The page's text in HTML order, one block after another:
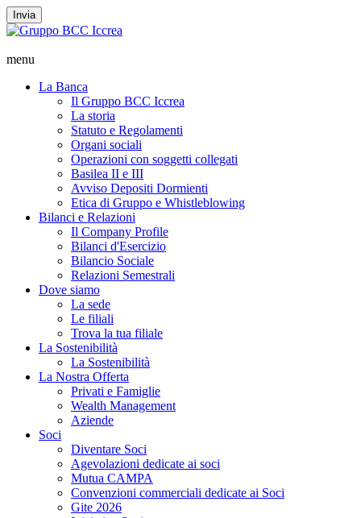
Invia
menu
La Banca
Il Gruppo BCC Iccrea
La storia
Statuto e Regolamenti
Organi sociali
Operazioni con soggetti collegati
Basilea II e III
Avviso Depositi Dormienti
Etica di Gruppo e Whistleblowing
Bilanci e Relazioni
Il Company Profile
Bilanci d'Esercizio
Bilancio Sociale
Relazioni Semestrali
Dove siamo
La sede
Le filiali
Trova la tua filiale
La Sostenibilità
La Sostenibilità
La Nostra Offerta
Privati e Famiglie
Wealth Management
Aziende
Soci
Diventare Soci
Agevolazioni dedicate ai soci
Mutua CAMPA
Convenzioni commerciali dedicate ai Soci
Gite 2026